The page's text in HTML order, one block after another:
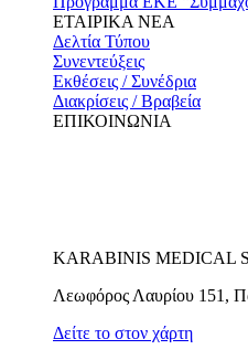
ΕΤΑΙΡΙΚΑ ΝΕΑ
Δελτία Τύπου
Συνεντεύξεις
Εκθέσεις / Συνέδρια
Διακρίσεις / Βραβεία
ΕΠΙΚΟΙΝΩΝΙΑ
KARABINIS MEDICAL
Λεωφόρος Λαυρίου 151,
Δείτε το στον χάρτη